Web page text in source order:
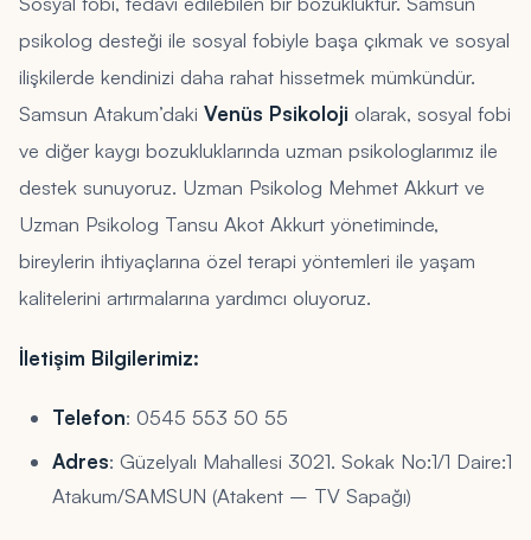
psikolog desteği ile sosyal fobiyle başa çıkmak ve sosyal
ilişkilerde kendinizi daha rahat hissetmek mümkündür.
Samsun Atakum’daki Venüs Psikoloji olarak, sosyal fobi
ve diğer kaygı bozukluklarında uzman psikologlarımız ile
destek sunuyoruz. Uzman Psikolog Mehmet Akkurt ve
Uzman Psikolog Tansu Akot Akkurt yönetiminde,
bireylerin ihtiyaçlarına özel terapi yöntemleri ile yaşam
kalitelerini artırmalarına yardımcı oluyoruz.
İletişim Bilgilerimiz:
Telefon: 0545 553 50 55
Adres: Güzelyalı Mahallesi 3021. Sokak No:1/1 Daire:1
Atakum/SAMSUN (Atakent – TV Sapağı)